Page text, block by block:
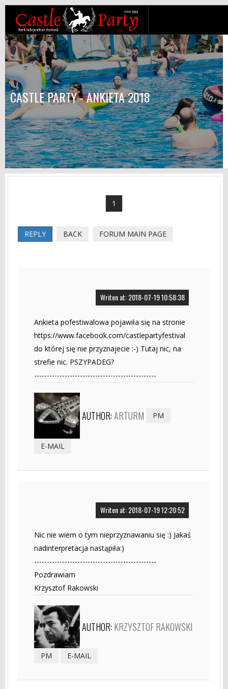
CASTLE PARTY - ANKIETA 2018
1
REPLY BACK FORUM MAIN PAGE
Writen at: 2018-07-19 10:58:38
Ankieta pofestiwalowa pojawiła się na stronie
https://www.facebook.com/castlepartyfestival
do której się nie przyznajecie :-) Tutaj nic, na
strefie nic. PSZYPADEG?
------------------------------------------------
AUTHOR:ARTURM PM
E-MAIL
Writen at: 2018-07-19 12:20:52
Nic nie wiem o tym nieprzyznawaniu się :) Jakaś
nadinterpretacja nastąpiła:)
------------------------------------------------
Pozdrawiam
Krzysztof Rakowski
AUTHOR: KRZYSZTOF RAKOWSKI
PM E-MAIL